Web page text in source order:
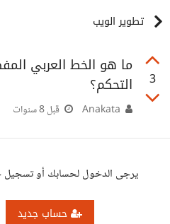
تطوير الويب
3
ما هو الخط العربي
التحكم؟
قبل 8 سنوات
يرجى الدخول لحسابك أو تسجيل
حساب جديد